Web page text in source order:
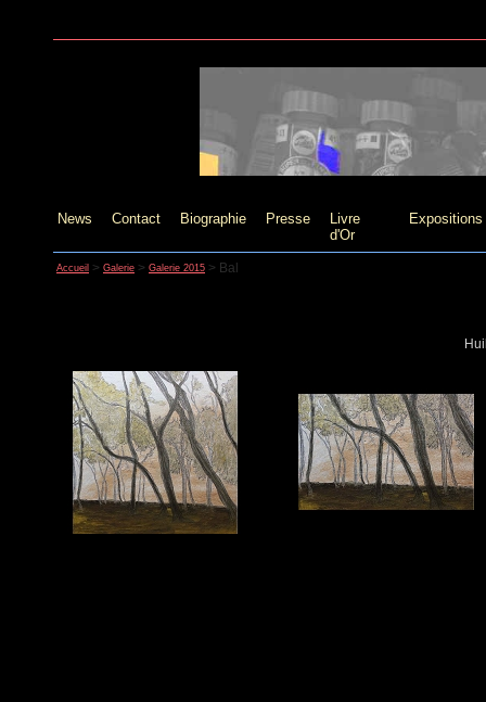
News Contact Biographie Presse
Livre
d'Or
Expositions
Accueil > Galerie > Galerie 2015 > Bal